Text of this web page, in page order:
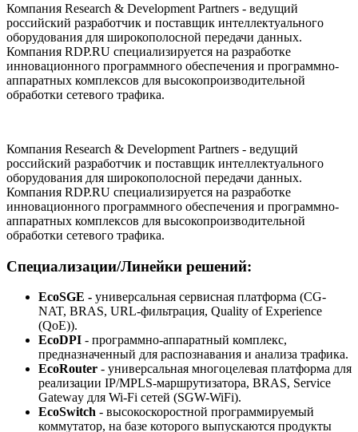
Компания Research & Development Partners - ведущий
российский разработчик и поставщик интеллектуального
оборудования для широкополосной передачи данных.
Компания RDP.RU специализируется на разработке
инновационного программного обеспечения и программно-
аппаратных комплексов для высокопроизводительной
обработки сетевого трафика.
Компания Research & Development Partners - ведущий
российский разработчик и поставщик интеллектуального
оборудования для широкополосной передачи данных.
Компания RDP.RU специализируется на разработке
инновационного программного обеспечения и программно-
аппаратных комплексов для высокопроизводительной
обработки сетевого трафика.
Специализации/Линейки решений:
EcoSGE - универсальная сервисная платформа (CG-
NAT, BRAS, URL-фильтрация, Quality of Experience
(QoE)).
EcoDPI - программно-аппаратный комплекс,
предназначенный для распознавания и анализа трафика.
EcoRouter - универсальная многоцелевая платформа для
реализации IP/MPLS-маршрутизатора, BRAS, Service
Gateway для Wi-Fi сетей (SGW-WiFi).
EcoSwitch - высокоскоростной программируемый
коммутатор, на базе которого выпускаются продукты